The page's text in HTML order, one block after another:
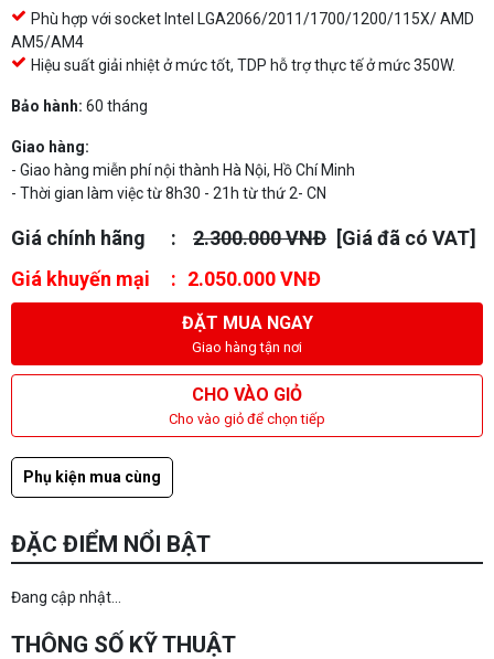
Phù hợp với socket Intel LGA2066/2011/1700/1200/115X/ AMD
AM5/AM4
Hiệu suất giải nhiệt ở mức tốt, TDP hỗ trợ thực tế ở mức 350W.
Bảo hành: 60 tháng
Giao hàng:
- Giao hàng miễn phí nội thành Hà Nội, Hồ Chí Minh
- Thời gian làm việc từ 8h30 - 21h từ thứ 2- CN
Giá chính hãng 2.300.000 VNĐ [Giá đã có VAT]
Giá khuyến mại
2.050.000 VNĐ
ĐẶT MUA NGAY
Giao hàng tận nơi
CHO VÀO GIỎ
Cho vào giỏ để chọn tiếp
Phụ kiện mua cùng
ĐẶC ĐIỂM NỔI BẬT
Đang cập nhật...
THÔNG SỐ KỸ THUẬT